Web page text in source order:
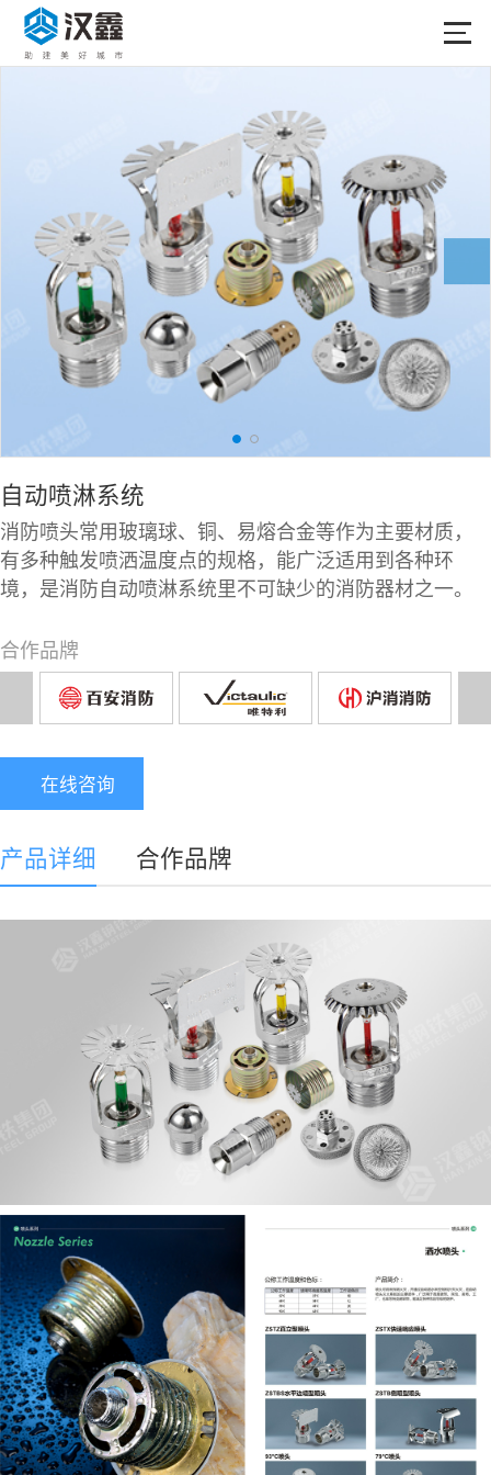
合作品牌
关于我们
新闻中心
联系我们
中 EN
自动喷淋系统
消防喷头常用玻璃球、铜、易熔合金等作为主要材质，
有多种触发喷洒温度点的规格，能广泛适用到各种环
境，是消防自动喷淋系统里不可缺少的消防器材之一。
合作品牌
在线咨询
产品详细 合作品牌